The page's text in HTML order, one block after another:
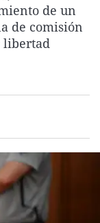
rosa de los vientos
viajera
de un
de comisión
libertad